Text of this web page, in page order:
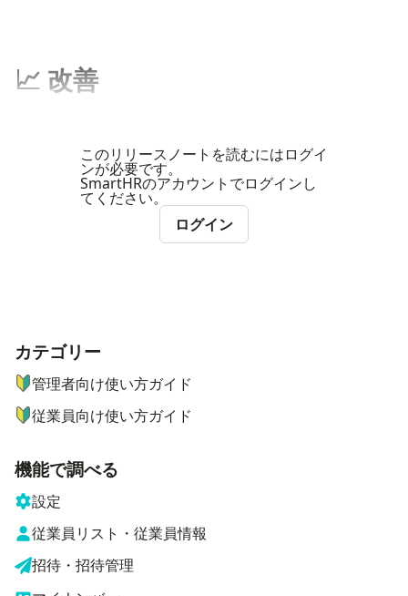
📈 改善
このリリースノートを読むにはログイ
ンが必要です。
SmartHRのアカウントでログインし
てください。
ログイン
ナビゲーションメニュー
カテゴリー
管理者向け使い方ガイド
従業員向け使い方ガイド
機能で調べる
設定
従業員リスト・従業員情報
招待・招待管理